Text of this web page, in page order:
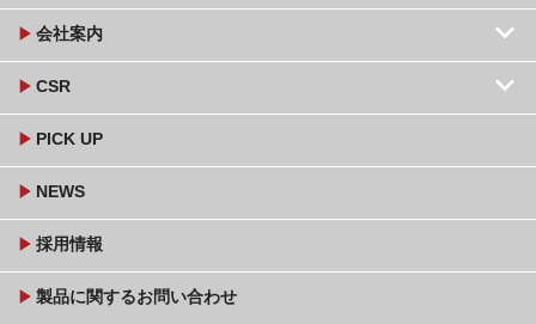
play_arrow 会社案内 keyboard_arrow_down
play_arrow CSR keyboard_arrow_down
play_arrow PICK UP
play_arrow NEWS
play_arrow 採用情報
play_arrow 製品に関するお問い合わせ